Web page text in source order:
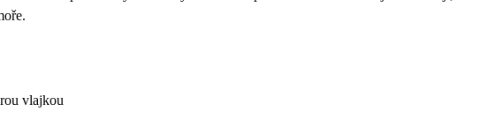
vlajkou